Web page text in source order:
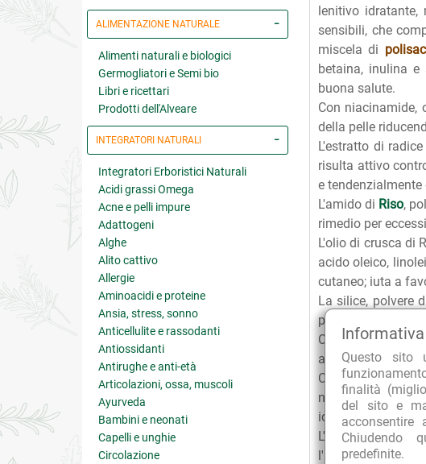
Questo sito
finalità
del sito e
acconsentire
Chiudendo
predefinite.
ALIMENTAZIONE NATURALE
Alimenti naturali e biologici
Germogliatori e Semi bio
Libri e ricettari
Prodotti dell'Alveare
INTEGRATORI NATURALI
Integratori Erboristici Naturali
Acidi grassi Omega
Acne e pelli impure
Adattogeni
Alghe
Alito cattivo
Allergie
Aminoacidi e proteine
Ansia, stress, sonno
Anticellulite e rassodanti
Antiossidanti
Antirughe e anti-età
Articolazioni, ossa, muscoli
Ayurveda
Bambini e neonati
Capelli e unghie
Circolazione
lenitivo idratante,
sensibili, che
miscela di
betaina, inulina e
buona salute.
Con niacinamide,
della pelle
L'estratto di
risulta attivo
e tendenzialmente
L'amido di Riso,
rimedio per
L'olio di crusca di
acido oleico,
cutaneo; iuta a
La silice, polvere
pelle, donandole
Contiene
antiflogistica e
Contiene sodium
nella pelle e
idratato.
L'urea, molecola
l'idratazione